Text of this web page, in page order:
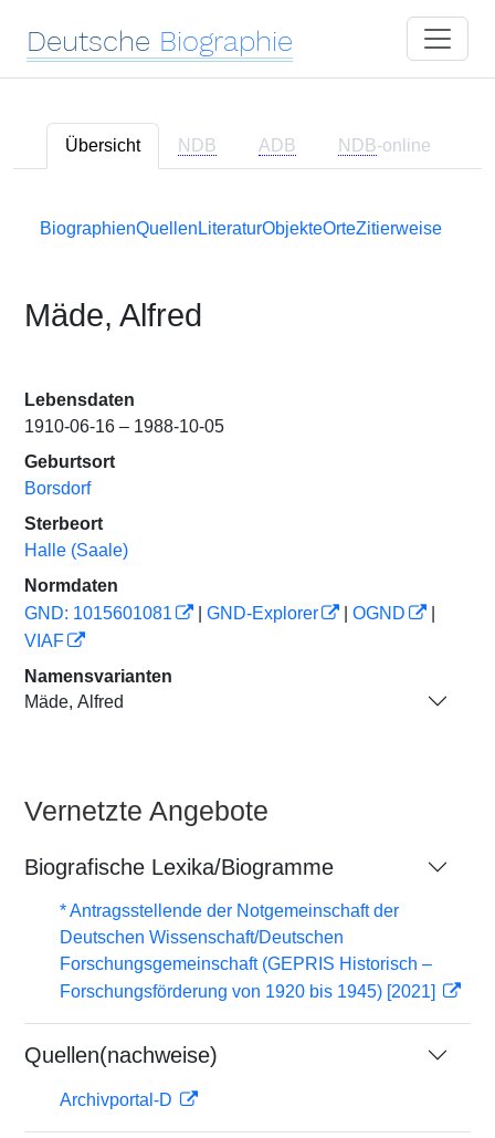
Deutsche Biographie
Übersicht NDB ADB NDB-online
BiographienQuellen LiteraturObjekteOrteZitierweise
Mäde, Alfred
Lebensdaten
1910-06-16 – 1988-10-05
Geburtsort
Borsdorf
Sterbeort
Halle (Saale)
Normdaten
GND: 1015601081
GND-Explorer OGND
VIAF
Namensvarianten
Mäde, Alfred
Vernetzte Angebote
Biografische Lexika/Biogramme
* Antragsstellende der Notgemeinschaft der
Deutschen Wissenschaft/Deutschen
Forschungsgemeinschaft (GEPRIS Historisch –
Forschungsförderung von 1920 bis 1945) [2021]
Quellen(nachweise)
Archivportal-D